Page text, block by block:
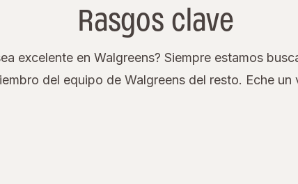
Rasgos clave
excelente en Walgreens? Siempre estamos
del equipo de Walgreens del resto. Eche